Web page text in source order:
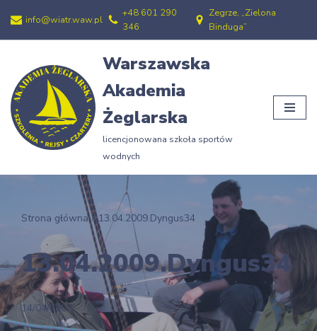
Przejdź
treści
info@wiatr.waw.pl
+48 601 290
346
Zegrze, „Zielona
Binduga”
Warszawska
Akademia
Żeglarska
licencjonowana szkoła sportów
wodnych
Strona główna»13.04.2009.Dyngus34
13.04.2009.Dyngus34
14/04/2009